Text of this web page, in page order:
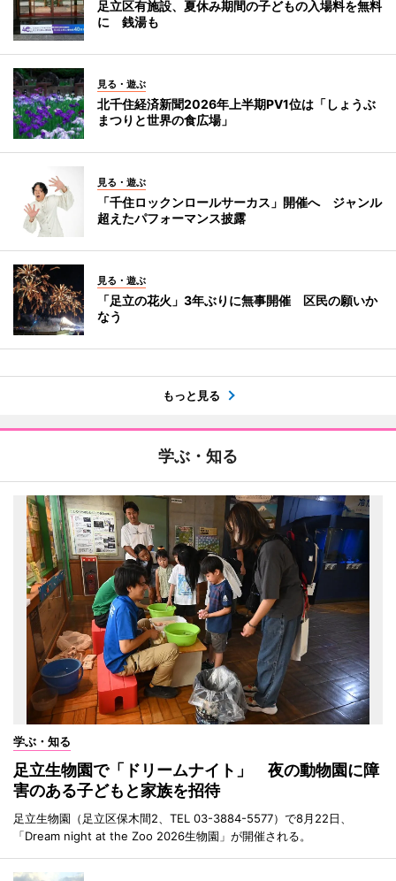
足立区有施設、夏休み期間の子どもの入場料を無料
に 銭湯も
見る・遊ぶ
北千住経済新聞2026年上半期PV1位は「しょうぶ
まつりと世界の食広場」
見る・遊ぶ
「千住ロックンロールサーカス」開催へ ジャンル
超えたパフォーマンス披露
見る・遊ぶ
「足立の花火」3年ぶりに無事開催 区民の願いか
なう
もっと見る
学ぶ・知る
学ぶ・知る
足立生物園で「ドリームナイト」 夜の動物園に障
害のある子どもと家族を招待
足立生物園（足立区保木間2、TEL 03-3884-5577）で8月22日、
「Dream night at the Zoo 2026生物園」が開催される。